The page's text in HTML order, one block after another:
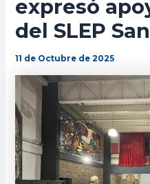
expresó
del SLEP
11 de Octubre de 2025